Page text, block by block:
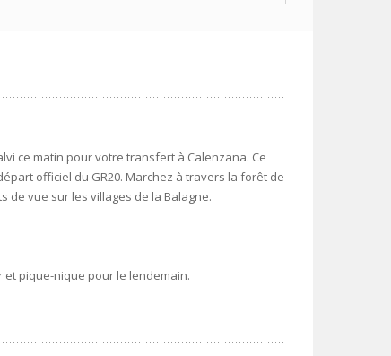
ce matin pour votre transfert à Calenzana. Ce
officiel du GR20. Marchez à travers la forêt de
de vue sur les villages de la Balagne.
pique-nique pour le lendemain.